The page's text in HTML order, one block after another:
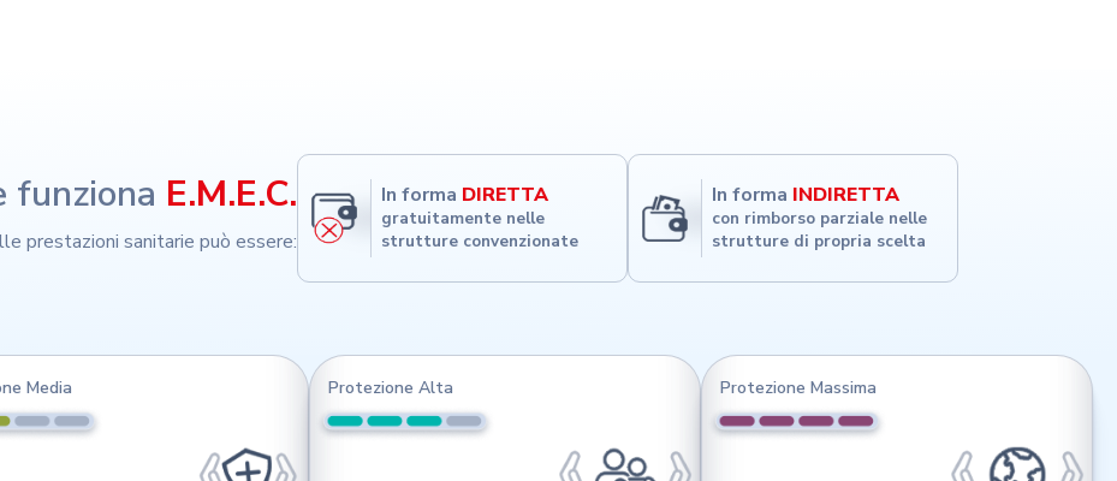
funziona E.M.E.C.
prestazioni sanitarie può essere:
In forma DIRETTA
gratuitamente nelle
strutture convenzionate
In forma INDIRETTA
con rimborso parziale nelle
strutture di propria scelta
Media Protezione Alta Protezione Massima